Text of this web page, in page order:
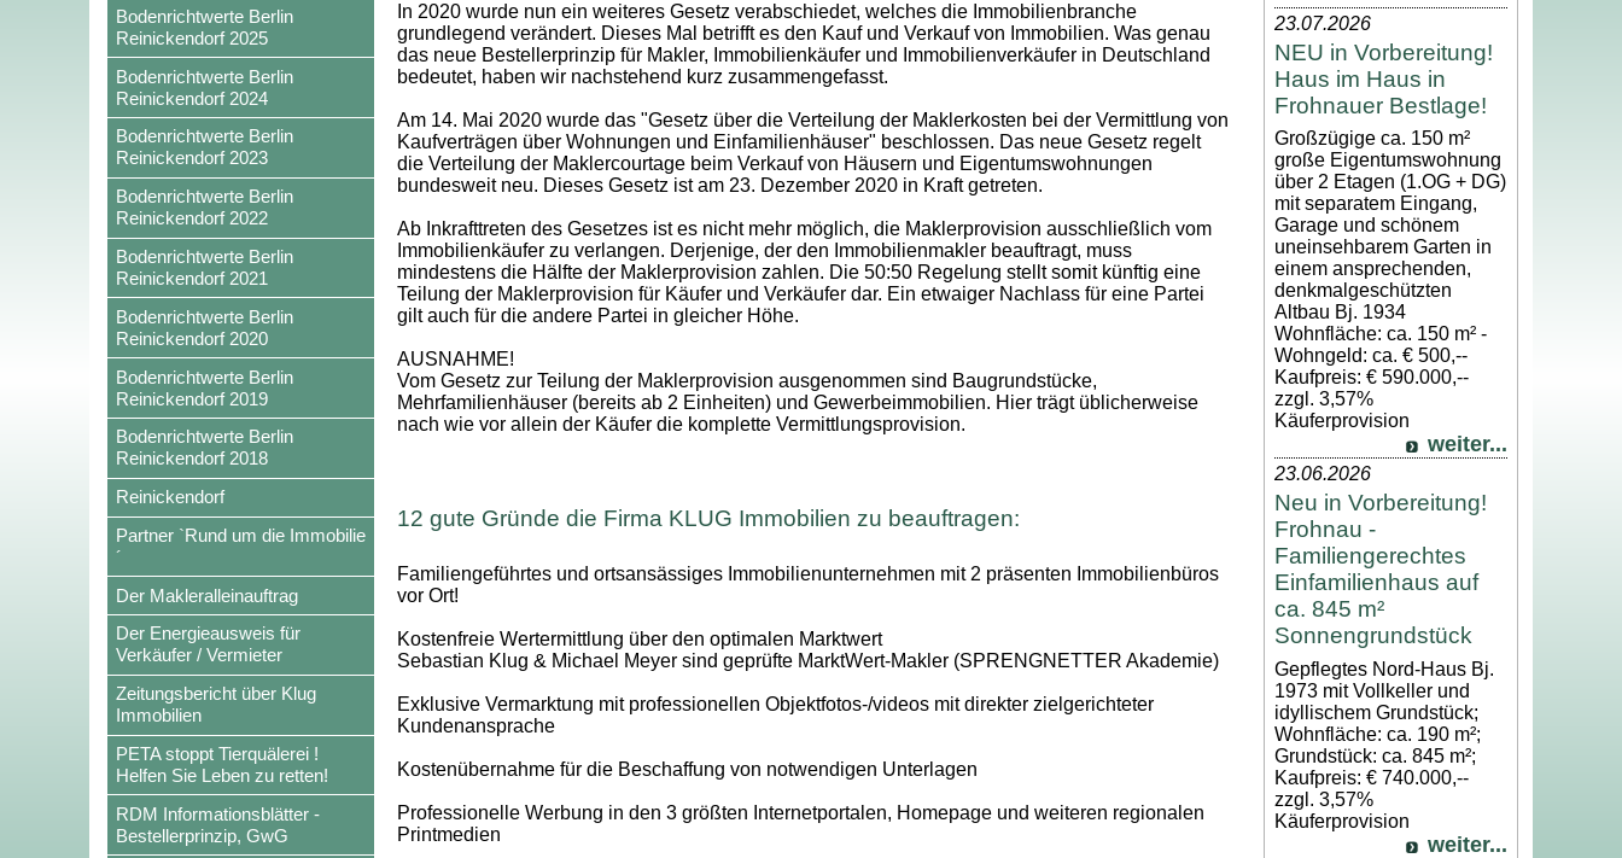
Bodenrichtwerte Berlin
Reinickendorf 2025
Bodenrichtwerte Berlin
Reinickendorf 2024
Bodenrichtwerte Berlin
Reinickendorf 2023
Bodenrichtwerte Berlin
Reinickendorf 2022
Bodenrichtwerte Berlin
Reinickendorf 2021
Bodenrichtwerte Berlin
Reinickendorf 2020
Bodenrichtwerte Berlin
Reinickendorf 2019
Bodenrichtwerte Berlin
Reinickendorf 2018
Reinickendorf
Partner `Rund um die Immobilie
´
Der Makleralleinauftrag
Der Energieausweis für
Verkäufer / Vermieter
Zeitungsbericht über Klug
Immobilien
PETA stoppt Tierquälerei !
Helfen Sie Leben zu retten!
RDM Informationsblätter -
Bestellerprinzip, GwG
In 2020 wurde nun ein weiteres Gesetz verabschiedet, welches die Immobilienbranche
grundlegend verändert. Dieses Mal betrifft es den Kauf und Verkauf von Immobilien. Was genau
das neue Bestellerprinzip für Makler, Immobilienkäufer und Immobilienverkäufer in Deutschland
bedeutet, haben wir nachstehend kurz zusammengefasst.
Am 14. Mai 2020 wurde das "Gesetz über die Verteilung der Maklerkosten bei der Vermittlung von
Kaufverträgen über Wohnungen und Einfamilienhäuser" beschlossen. Das neue Gesetz regelt
die Verteilung der Maklercourtage beim Verkauf von Häusern und Eigentumswohnungen
bundesweit neu. Dieses Gesetz ist am 23. Dezember 2020 in Kraft getreten.
Ab Inkrafttreten des Gesetzes ist es nicht mehr möglich, die Maklerprovision ausschließlich vom
Immobilienkäufer zu verlangen. Derjenige, der den Immobilienmakler beauftragt, muss
mindestens die Hälfte der Maklerprovision zahlen. Die 50:50 Regelung stellt somit künftig eine
Teilung der Maklerprovision für Käufer und Verkäufer dar. Ein etwaiger Nachlass für eine Partei
gilt auch für die andere Partei in gleicher Höhe.
AUSNAHME!
Vom Gesetz zur Teilung der Maklerprovision ausgenommen sind Baugrundstücke,
Mehrfamilienhäuser (bereits ab 2 Einheiten) und Gewerbeimmobilien. Hier trägt üblicherweise
nach wie vor allein der Käufer die komplette Vermittlungsprovision.
12 gute Gründe die Firma KLUG Immobilien zu beauftragen:
Familiengeführtes und ortsansässiges Immobilienunternehmen mit 2 präsenten Immobilienbüros
vor Ort!
Kostenfreie Wertermittlung über den optimalen Marktwert
Sebastian Klug & Michael Meyer sind geprüfte MarktWert-Makler (SPRENGNETTER Akademie)
Exklusive Vermarktung mit professionellen Objektfotos-/videos mit direkter zielgerichteter
Kundenansprache
Kostenübernahme für die Beschaffung von notwendigen Unterlagen
Professionelle Werbung in den 3 größten Internetportalen, Homepage und weiteren regionalen
Printmedien
23.07.2026
NEU in Vorbereitung!
Haus im Haus in
Frohnauer Bestlage!
Großzügige ca. 150 m²
große Eigentumswohnung
über 2 Etagen (1.OG + DG)
mit separatem Eingang,
Garage und schönem
uneinsehbarem Garten in
einem ansprechenden,
denkmalgeschützten
Altbau Bj. 1934
Wohnfläche: ca. 150 m² -
Wohngeld: ca. € 500,--
Kaufpreis: € 590.000,--
zzgl. 3,57%
Käuferprovision
weiter...
23.06.2026
Neu in Vorbereitung!
Frohnau -
Familiengerechtes
Einfamilienhaus auf
ca. 845 m²
Sonnengrundstück
Gepflegtes Nord-Haus Bj.
1973 mit Vollkeller und
idyllischem Grundstück;
Wohnfläche: ca. 190 m²;
Grundstück: ca. 845 m²;
Kaufpreis: € 740.000,--
zzgl. 3,57%
Käuferprovision
weiter...